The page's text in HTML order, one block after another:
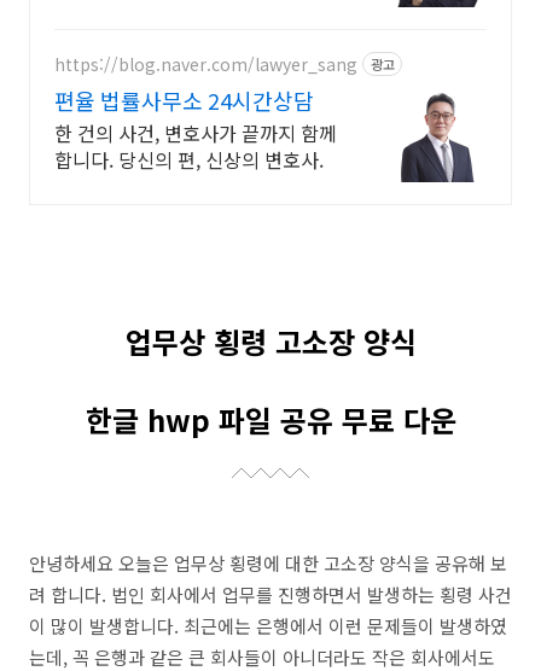
https://blog.naver.com/lawyer_sang 광고
편율 법률사무소 24시간상담
한 건의 사건, 변호사가 끝까지 함께
합니다. 당신의 편, 신상의 변호사.
업무상 횡령 고소장 양식
한글 hwp 파일 공유 무료 다운
안녕하세요 오늘은 업무상 횡령에 대한 고소장 양식을 공유해 보
려 합니다. 법인 회사에서 업무를 진행하면서 발생하는 횡령 사건
이 많이 발생합니다. 최근에는 은행에서 이런 문제들이 발생하였
는데, 꼭 은행과 같은 큰 회사들이 아니더라도 작은 회사에서도